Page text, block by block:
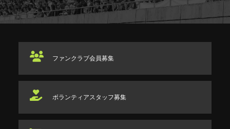
ファンクラブ会員募集
ボランティアスタッフ募集